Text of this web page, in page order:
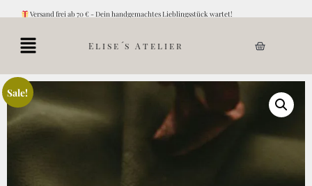
Versand frei ab 70 € - Dein handgemachtes Lieblingsstück wartet!
Elise´s Atelier
Sale!